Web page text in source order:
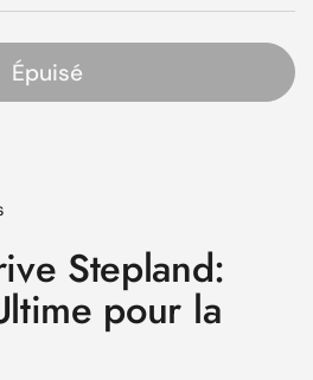
Épuisé
Stepland:
pour la